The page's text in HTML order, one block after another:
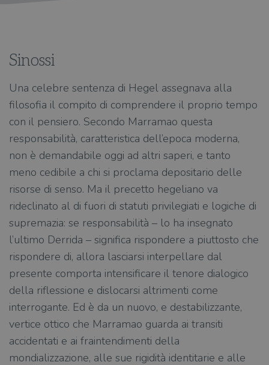
Sinossi
Una celebre sentenza di Hegel assegnava alla
filosofia il compito di comprendere il proprio tempo
con il pensiero. Secondo Marramao questa
responsabilità, caratteristica dell’epoca moderna,
non è demandabile oggi ad altri saperi, e tanto
meno cedibile a chi si proclama depositario delle
risorse di senso. Ma il precetto hegeliano va
rideclinato al di fuori di statuti privilegiati e logiche di
supremazia: se responsabilità – lo ha insegnato
l’ultimo Derrida – significa rispondere a piuttosto che
rispondere di, allora lasciarsi interpellare dal
presente comporta intensificare il tenore dialogico
della riflessione e dislocarsi altrimenti come
interrogante. Ed è da un nuovo, e destabilizzante,
vertice ottico che Marramao guarda ai transiti
accidentati e ai fraintendimenti della
mondializzazione, alle sue rigidità identitarie e alle